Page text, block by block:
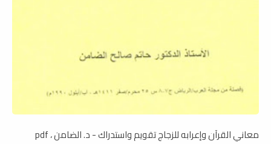
معاني القرآن وإعرابه للزجاج تقويم واستدراك - د. الضامن ، pdf